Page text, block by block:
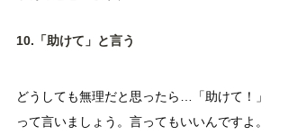
10.「助けて」と言う
どうしても無理だと思ったら…「助けて！」
って言いましょう。言ってもいいんですよ。